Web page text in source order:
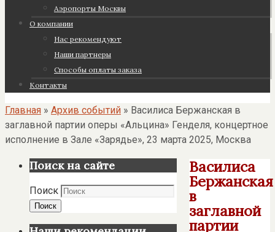
Аэропорты Москвы
О компании
Нас рекомендуют
Наши партнеры
Cпособы оплаты заказа
Контакты
Главная » Архив событий » Василиса Бержанская в
заглавной партии оперы «Альцина» Генделя, концертное
исполнение в Зале «Зарядье», 23 марта 2025, Москва
Василиса
Бержанская
в
заглавной
партии
Поиск на сайте
Поиск
Поиск